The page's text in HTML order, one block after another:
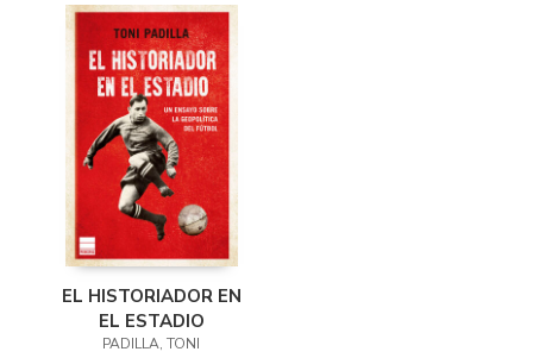
EL HISTORIADOR EN
EL ESTADIO
PADILLA, TONI